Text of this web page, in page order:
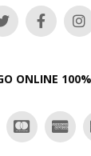
ONLINE